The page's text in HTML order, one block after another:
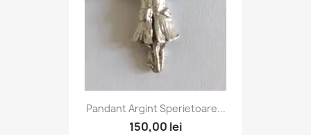
Pandant Argint Sperietoare...
150,00 lei